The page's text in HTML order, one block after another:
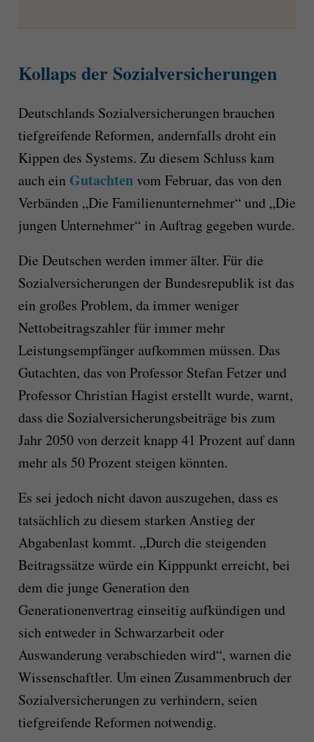
Kollaps der Sozialversicherungen
Deutschlands Sozialversicherungen brauchen
tiefgreifende Reformen, andernfalls droht ein
Kippen des Systems. Zu diesem Schluss kam
auch ein Gutachtenvom Februar, das von den
Verbänden „Die Familienunternehmer“ und „Die
jungen Unternehmer“ in Auftrag gegeben wurde.
Die Deutschen werden immer älter. Für die
Sozialversicherungen der Bundesrepublik ist das
ein großes Problem, da immer weniger
Nettobeitragszahler für immer mehr
Leistungsempfänger aufkommen müssen. Das
Gutachten, das von Professor Stefan Fetzer und
Professor Christian Hagist erstellt wurde, warnt,
dass die Sozialversicherungsbeiträge bis zum
Jahr 2050 von derzeit knapp 41 Prozent auf dann
mehr als 50 Prozent steigen könnten.
Es sei jedoch nicht davon auszugehen, dass es
tatsächlich zu diesem starken Anstieg der
Abgabenlast kommt. „Durch die steigenden
Beitragssätze würde ein Kipppunkt erreicht, bei
dem die junge Generation den
Generationenvertrag einseitig aufkündigen und
sich entweder in Schwarzarbeit oder
Auswanderung verabschieden wird“, warnen die
Wissenschaftler. Um einen Zusammenbruch der
Sozialversicherungen zu verhindern, seien
tiefgreifende Reformen notwendig.